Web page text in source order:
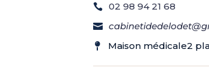
02 98 94 21 68
Maison médicale2